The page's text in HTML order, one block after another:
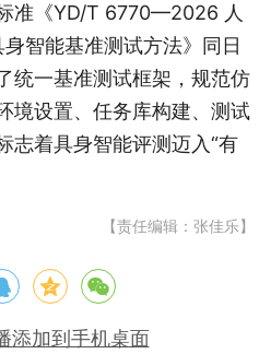
准《YD/T 6770—2026 人
智能基准测试方法》同日
统一基准测试框架，规范仿
境设置、任务库构建、测试
志着具身智能评测迈入“有
【责任编辑：张佳乐】
添加到手机桌面